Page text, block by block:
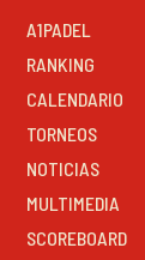
A1PADEL
RANKING
CALENDARIO
TORNEOS
NOTICIAS
MULTIMEDIA
SCOREBOARD